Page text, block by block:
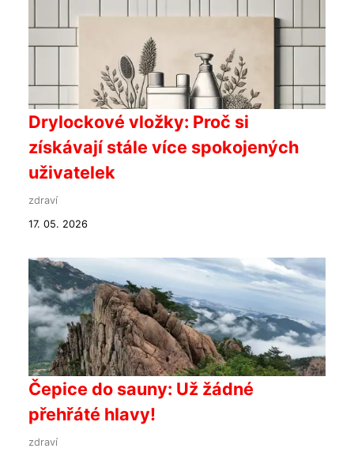
Drylockové vložky: Proč si
získávají stále více spokojených
uživatelek
zdraví
17. 05. 2026
Čepice do sauny: Už žádné
přehřáté hlavy!
zdraví